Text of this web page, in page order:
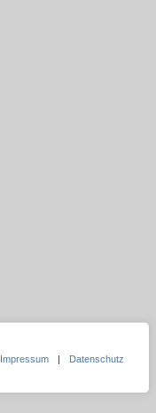
Impressum |
Datenschutz